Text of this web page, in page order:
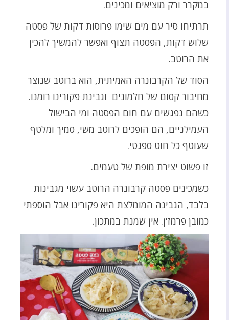
במקרר ורק מוציאים ומכינים.
תרתיחו סיר עם מים שימו פרוסות דקות של פסטה
שלוש דקות, הפסטה תצוף ואפשר להמשיך להכין
את הרוטב.
הסוד של הקרבונרה האמיתית, הוא ברוטב שנוצר
מחיבור קסום של חלמונים וגבינת פקורינו רומנו.
כשהם נפגשים עם חום הפסטה ומי הבישול
העמילניים, הם הופכים לרוטב משי, סמיך ומלטף
שעוטף כל חוט ספגטי.
זו פשוט יצירת מופת של טעמים.
כשמכינים פסטה קרבונרה הרוטב עשוי מגבינות
בלבד, הגבינה המומלצת היא פקורינו אבל הוספתי
כמובן פרמז'ן. אין שמנת במתכון.